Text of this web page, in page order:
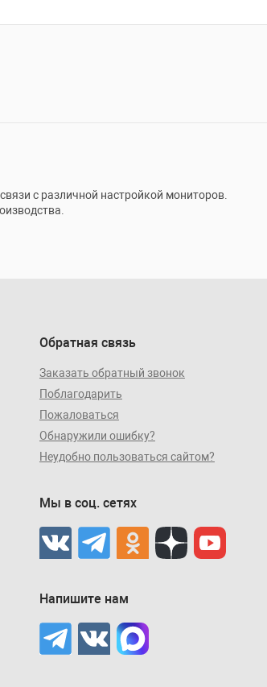
с различной настройкой мониторов.
Обратная связь
Заказать обратный звонок
Поблагодарить
Пожаловаться
Обнаружили ошибку?
Неудобно пользоваться сайтом?
Мы в соц. сетях
Напишите нам